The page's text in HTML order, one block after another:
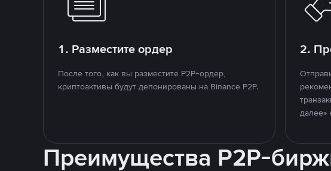
1. Разместите ордер
После того, как вы разместите P2P-ордер,
криптоактивы будут депонированы на Binance P2P.
2.
далее»
Преимущества P2P-